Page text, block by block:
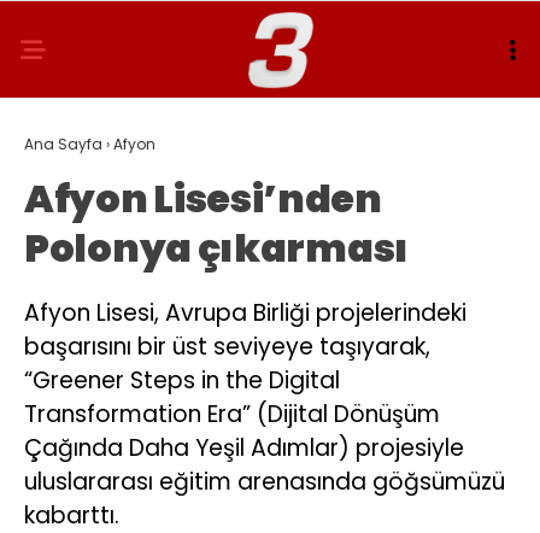
Ana Sayfa ›Afyon
Afyon Lisesi’nden
Polonya çıkarması
Afyon Lisesi, Avrupa Birliği projelerindeki
başarısını bir üst seviyeye taşıyarak,
“Greener Steps in the Digital
Transformation Era” (Dijital Dönüşüm
Çağında Daha Yeşil Adımlar) projesiyle
uluslararası eğitim arenasında göğsümüzü
kabarttı.